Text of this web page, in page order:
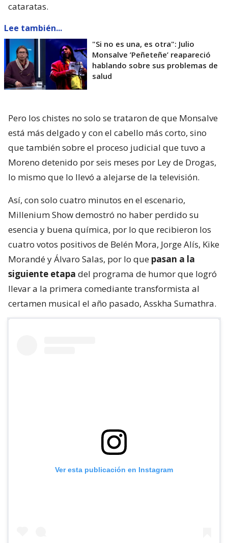
cataratas.
Lee también...
"Si no es una, es otra": Julio
Monsalve ’Peñeteñe’ reapareció
hablando sobre sus problemas de
salud
Pero los chistes no solo se trataron de que Monsalve
está más delgado y con el cabello más corto, sino
que también sobre el proceso judicial que tuvo a
Moreno detenido por seis meses por Ley de Drogas,
lo mismo que lo llevó a alejarse de la televisión.
Así, con solo cuatro minutos en el escenario,
Millenium Show demostró no haber perdido su
esencia y buena química, por lo que recibieron los
cuatro votos positivos de Belén Mora, Jorge Alís, Kike
Morandé y Álvaro Salas, por lo que pasan a la
siguiente etapa del programa de humor que logró
llevar a la primera comediante transformista al
certamen musical el año pasado, Asskha Sumathra.
Ver esta publicación en Instagram